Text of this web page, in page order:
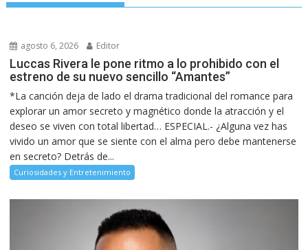
agosto 6, 2026 Editor
Luccas Rivera le pone ritmo a lo prohibido con el
estreno de su nuevo sencillo “Amantes”
*La canción deja de lado el drama tradicional del romance para
explorar un amor secreto y magnético donde la atracción y el
deseo se viven con total libertad… ESPECIAL.- ¿Alguna vez has
vivido un amor que se siente con el alma pero debe mantenerse
en secreto? Detrás de...
Curiosidades y Entretenimiento